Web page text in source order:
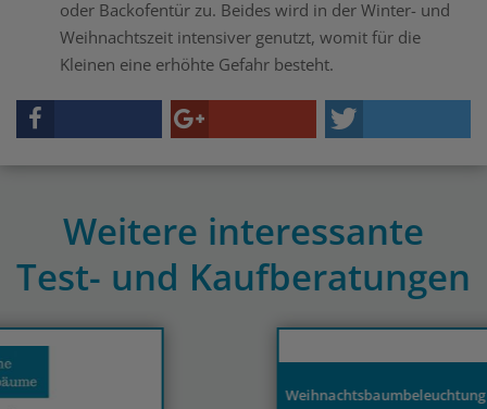
oder Backofentür zu. Beides wird in der Winter- und
Weihnachtszeit intensiver genutzt, womit für die
Kleinen eine erhöhte Gefahr besteht.
Weitere interessante
Test- und Kaufberatungen
Previous